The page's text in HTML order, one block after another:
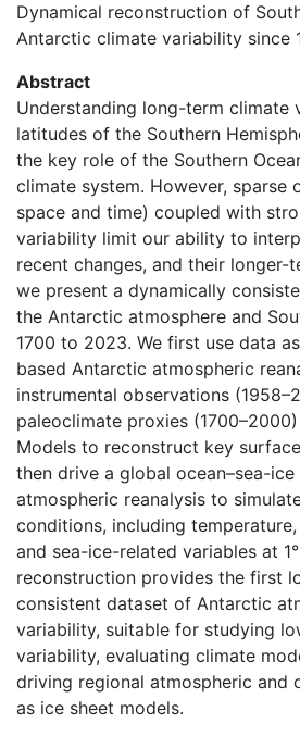
Dynamical reconstruction of
Antarctic climate variability since
Abstract
Understanding long-term climate
latitudes of the Southern
the key role of the Southern
climate system. However, sparse
space and time) coupled with
variability limit our ability to
recent changes, and their longer-
we present a dynamically
the Antarctic atmosphere and
1700 to 2023. We first use data
based Antarctic atmospheric
instrumental observations
paleoclimate proxies
Models to reconstruct key
then drive a global ocean–sea-
atmospheric reanalysis to
conditions, including
and sea-ice-related variables at
reconstruction provides the first
consistent dataset of Antarctic
variability, suitable for studying
variability, evaluating climate
driving regional atmospheric and
as ice sheet models.